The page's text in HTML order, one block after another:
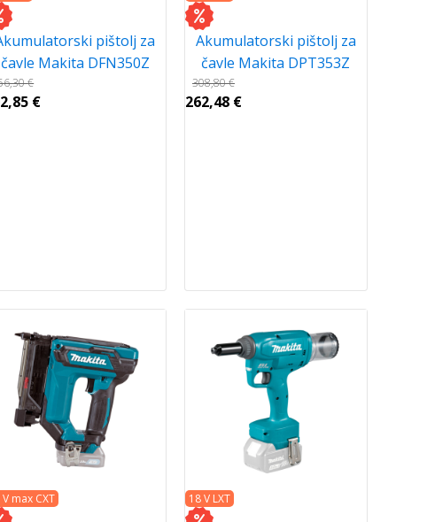
pištolj za
čavle Makita DFN350Z
€
€
Akumulatorski pištolj za
čavle Makita DPT353Z
308,80€
262,48 €
V max CXT 18 V LXT